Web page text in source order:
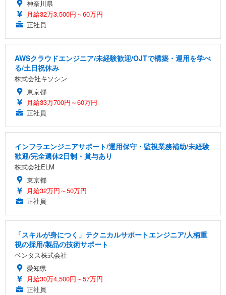
神奈川県
月給32万3,500円～60万円
正社員
AWSクラウドエンジニア/未経験歓迎/OJTで構築・運用を学べ
る/土日祝休み
株式会社キソシン
東京都
月給33万700円～60万円
正社員
インフラエンジニアサポート/運用保守・監視業務補助/未経験
歓迎/完全週休2日制・賞与あり
株式会社ELM
東京都
月給32万円～50万円
正社員
「スキルが身につく」テクニカルサポートエンジニア/人柄重
視の採用/製品の技術サポート
ベンタス株式会社
愛知県
月給30万4,500円～57万円
正社員